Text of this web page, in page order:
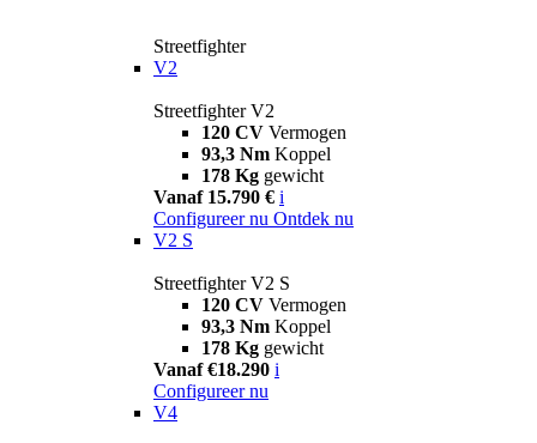
Streetfighter
V2
Streetfighter V2
120 CV Vermogen
93,3 Nm Koppel
178 Kg gewicht
Vanaf 15.790 € i
Configureer nu Ontdek nu
V2 S
Streetfighter V2 S
120 CV Vermogen
93,3 Nm Koppel
178 Kg gewicht
Vanaf €18.290 i
Configureer nu
V4